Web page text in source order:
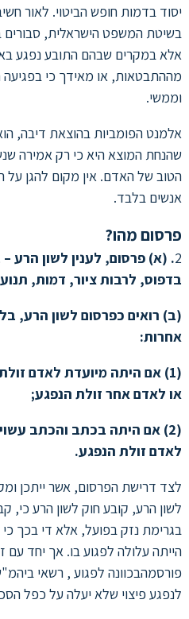
יסוד בדמות חופש הביטוי. לאור
בשיטת המשפט הישראלית, סבורים
אלא במקרים שבהם התובע נפגע
מההתבטאות, או מאידך כי בפגיעה
וממשי.
אלמנט הפומביות בהוצאת דיבה,
שהנחת המוצא היא כי רק אמירה
הטוב של האדם. אין מקום להגן על
אנשים בלבד.
פרסום מהו?
2. (א) פרסום, לענין לשון הרע
בדפוס, לרבות ציור, דמות,
(ב) רואים כפרסום לשון הרע,
אחרות:
(1) אם היתה מיועדת לאדם
או לאדם אחר זולת הנפגע;
(2) אם היתה בכתב והכתב
לאדם זולת הנפגע.
לצד דרישת הפרסום, אשר ייתכן
לשון הרע, קובע חוק לשון הרע כי,
בגרימת נזק בפועל, אלא די בכך
הייתה עלולה לפגוע בו. אך יחד
פורסמהבכוונה לפגוע , רשאי
לנפגע פיצוי שלא יעלה על כפל